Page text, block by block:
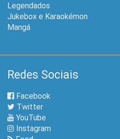
Legendados
Jukebox e Karaokémon
Mangá
Redes Sociais
Facebook
Twitter
YouTube
Instagram